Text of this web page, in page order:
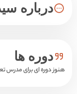
درباره
دوره ها
هنوز دوره ای برای مدرس